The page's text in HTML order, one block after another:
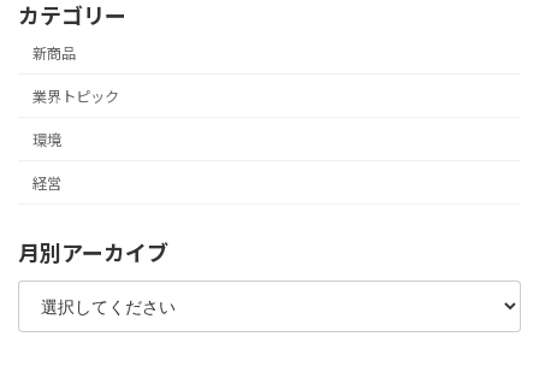
カテゴリー
新商品
業界トピック
環境
経営
月別アーカイブ